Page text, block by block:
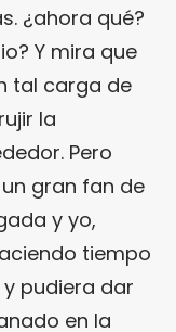
¿ahora qué?
Y mira que
tal carga de
la
Pero
gran fan de
y yo,
tiempo
y pudiera dar
en la